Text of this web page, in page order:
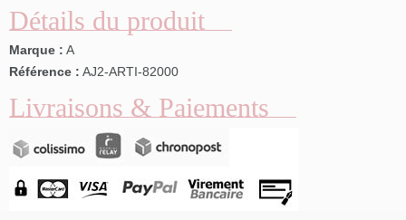
Détails du produit
Marque : A
Référence : AJ2-ARTI-82000
Livraisons & Paiements